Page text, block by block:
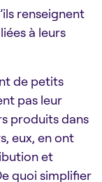
renseignent
à leurs
de petits
pas leur
produits dans
eux, en ont
et
quoi simplifier